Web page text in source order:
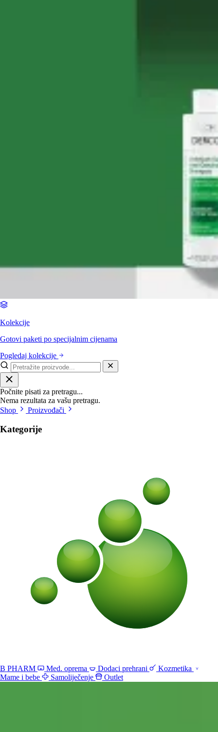
Kolekcije
Gotovi paketi po specijalnim cijenama
Pogledaj kolekcije
Počnite pisati za pretragu...
Nema rezultata za vašu pretragu.
Shop
Proizvođači
Kategorije
B PHARM Med. oprema Dodaci prehrani
Kozmetika
Mame i bebe
Samoliječenje Outlet